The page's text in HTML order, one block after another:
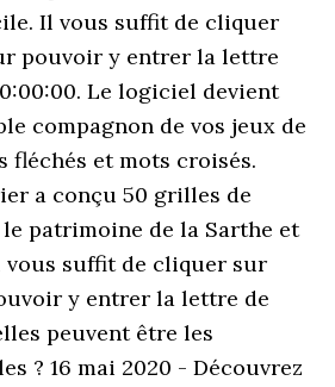
Il vous suffit de cliquer
pouvoir y entrer la lettre
Le logiciel devient
compagnon de vos jeux de
fléchés et mots croisés.
a conçu 50 grilles de
patrimoine de la Sarthe et
vous suffit de cliquer sur
y entrer la lettre de
peuvent être les
? 16 mai 2020 - Découvrez